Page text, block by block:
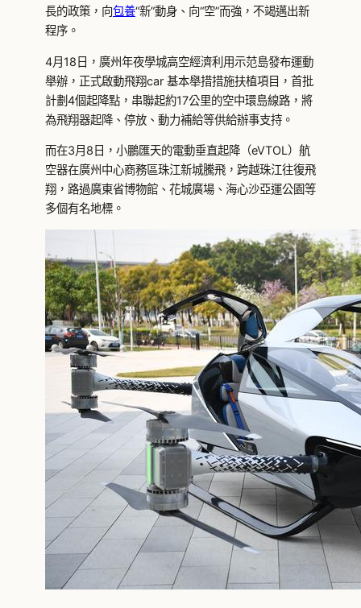
長的政策，向包養“新”動身、向“空”而強，不竭邁出新
程序。
4月18日，廣州年夜學城高空經濟利用示范島發布運動
舉辦，正式啟動飛翔car 基本舉措措施扶植項目，首批
計劃4個起降點，串聯起約17公里的空中環島線路，將
為飛翔器起降、停放、動力補給等供給辦事支持。
而在3月8日，小鵬匯天的電動垂直起降（eVTOL）航
空器在廣州中心商務區珠江新城騰飛，跨越珠江往復飛
翔，路過廣東省博物館、花城廣場、海心沙亞運公園等
多個有名地標。